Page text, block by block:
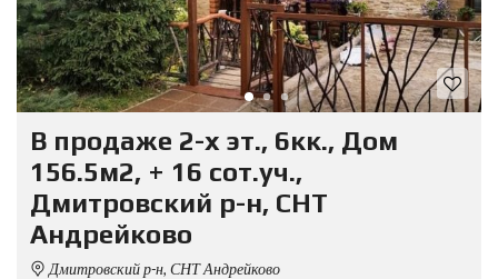
В продаже 2-х эт., 6кк., Дом
156.5м2, + 16 сот.уч.,
Дмитровский р-н, СНТ
Андрейково
Дмитровский р-н, СНТ Андрейково